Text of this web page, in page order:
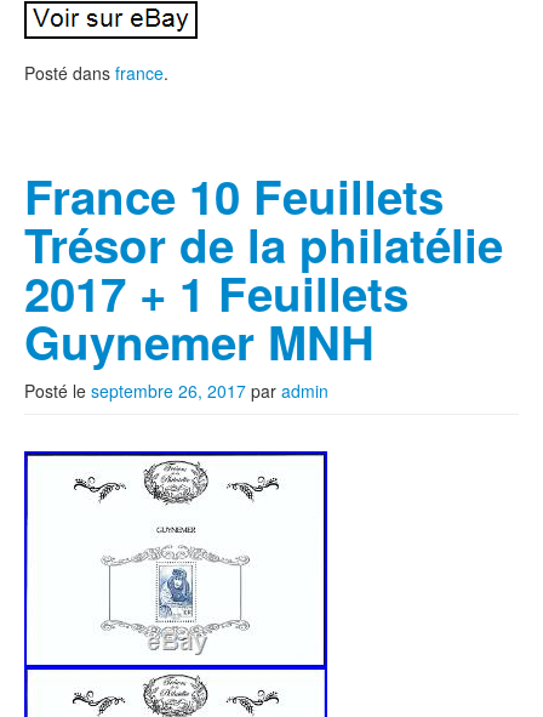
Posté dans france.
France 10 Feuillets
Trésor de la philatélie
2017 + 1 Feuillets
Guynemer MNH
Posté le septembre 26, 2017 par admin